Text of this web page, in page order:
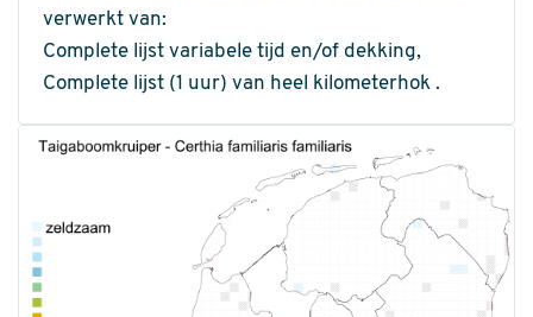
verwerkt van:
Complete lijst variabele tijd en/of dekking,
Complete lijst (1 uur) van heel kilometerhok .